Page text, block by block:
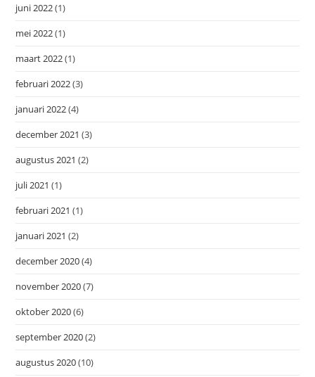
juni 2022(1)
mei 2022(1)
maart 2022(1)
februari 2022(3)
januari 2022(4)
december 2021 (3)
augustus 2021 (2)
juli 2021 (1)
februari 2021 (1)
januari 2021 (2)
december 2020(4)
november 2020(7)
oktober 2020(6)
september 2020(2)
augustus 2020(10)